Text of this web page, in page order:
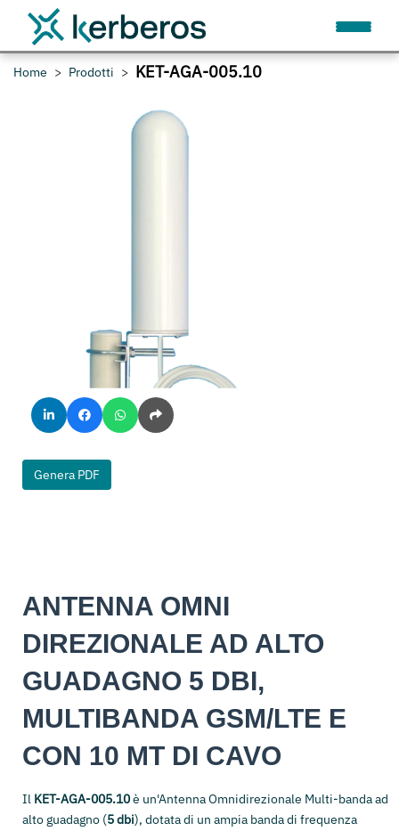
Home Prodotti KET-AGA-005.10
Genera PDF
ANTENNA OMNI
DIREZIONALE AD ALTO
GUADAGNO 5 DBI,
MULTIBANDA GSM/LTE E
CON 10 MT DI CAVO
Il KET-AGA-005.10è un'Antenna Omnidirezionale Multi-banda ad
alto guadagno (5 dbi), dotata di un ampia banda di frequenza